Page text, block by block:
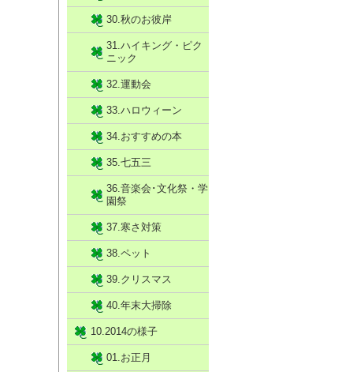
30.秋のお彼岸
31.ハイキング・ピク
ニック
32.運動会
33.ハロウィーン
34.おすすめの本
35.七五三
36.音楽会･文化祭・学
園祭
37.寒さ対策
38.ペット
39.クリスマス
40.年末大掃除
10.2014の様子
01.お正月